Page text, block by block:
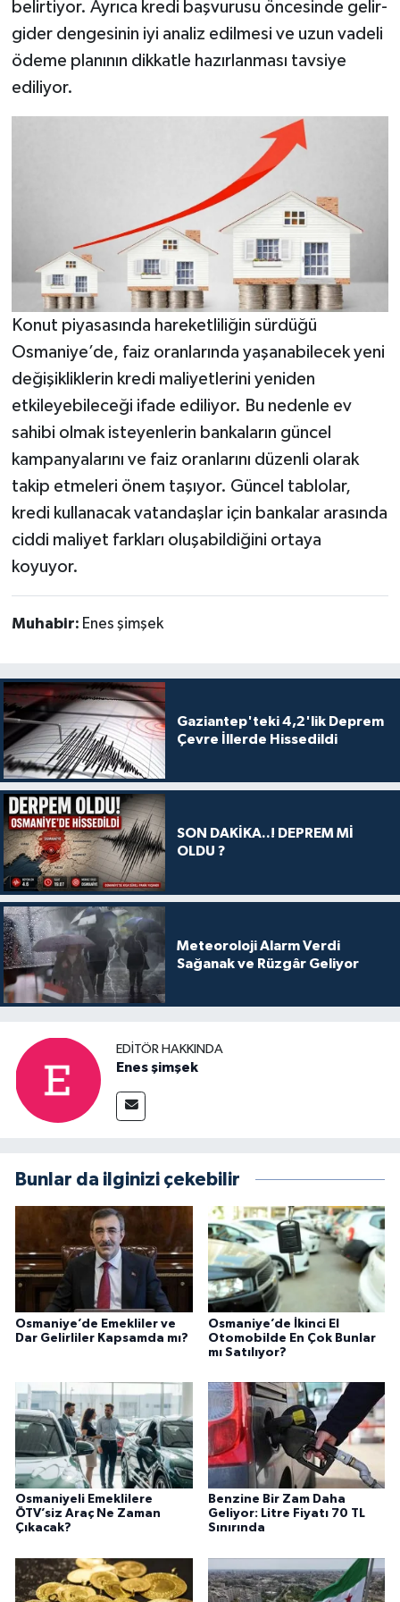
belirtiyor. Ayrıca kredi başvurusu öncesinde gelir-
gider dengesinin iyi analiz edilmesi ve uzun vadeli
ödeme planının dikkatle hazırlanması tavsiye
ediliyor.
Konut piyasasında hareketliliğin sürdüğü
Osmaniye’de, faiz oranlarında yaşanabilecek yeni
değişikliklerin kredi maliyetlerini yeniden
etkileyebileceği ifade ediliyor. Bu nedenle ev
sahibi olmak isteyenlerin bankaların güncel
kampanyalarını ve faiz oranlarını düzenli olarak
takip etmeleri önem taşıyor. Güncel tablolar,
kredi kullanacak vatandaşlar için bankalar arasında
ciddi maliyet farkları oluşabildiğini ortaya
koyuyor.
Muhabir: Enes şimşek
Gaziantep'teki 4,2'lik Deprem
Çevre İllerde Hissedildi
SON DAKİKA..! DEPREM Mİ
OLDU ?
Meteoroloji Alarm Verdi
Sağanak ve Rüzgâr Geliyor
EDITÖR HAKKINDA
Enes şimşek
Bunlar da ilginizi çekebilir
Osmaniye’de Emekliler ve
Dar Gelirliler Kapsamda mı?
Osmaniye’de İkinci El
Otomobilde En Çok Bunlar
mı Satılıyor?
Osmaniyeli Emeklilere
ÖTV’siz Araç Ne Zaman
Çıkacak?
Benzine Bir Zam Daha
Geliyor: Litre Fiyatı 70 TL
Sınırında